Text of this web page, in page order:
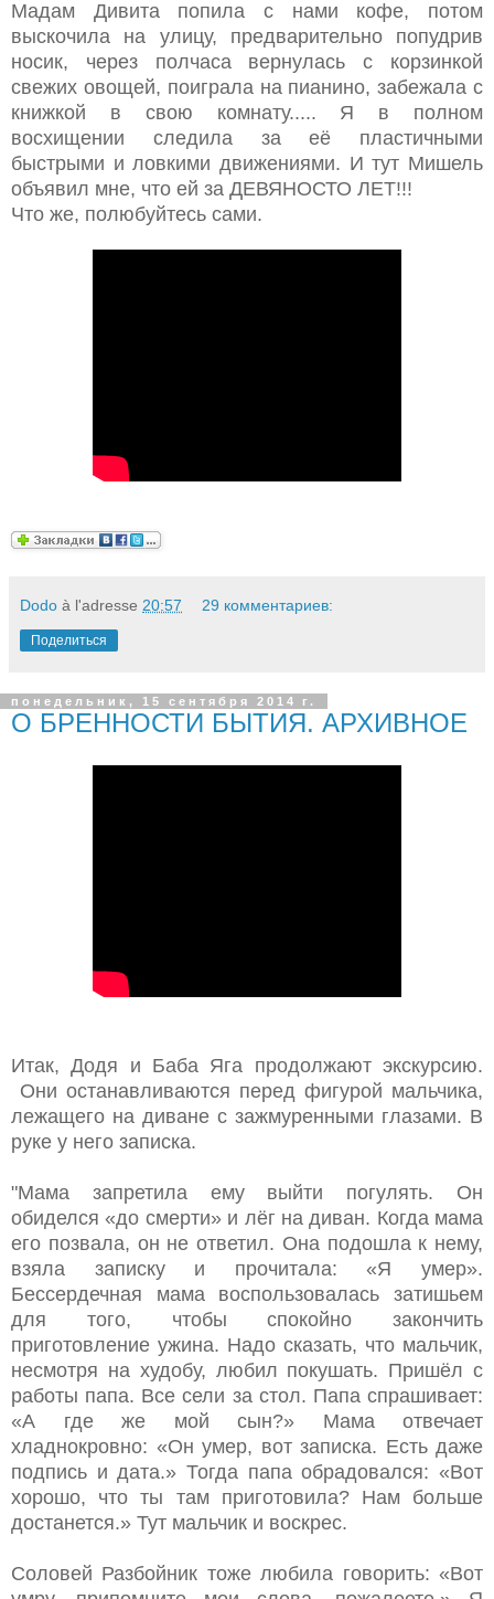
Мадам Дивита попила с нами кофе, потом
выскочила на улицу, предварительно попудрив
носик, через полчаса вернулась с корзинкой
свежих овощей, поиграла на пианино, забежала с
книжкой в свою комнату..... Я в полном
восхищении следила за её пластичными
быстрыми и ловкими движениями. И тут Мишель
объявил мне, что ей за ДЕВЯНОСТО ЛЕТ!!!
Что же, полюбуйтесь сами.
Dodo à l'adresse 20:57 29 комментариев:
Поделиться
понедельник, 15 сентября 2014 г.
О БРЕННОСТИ БЫТИЯ. АРХИВНОЕ
Итак, Додя и Баба Яга продолжают экскурсию.
Они останавливаются перед фигурой мальчика,
лежащего на диване с зажмуренными глазами. В
руке у него записка.
"Мама запретила ему выйти погулять. Он
обиделся «до смерти» и лёг на диван. Когда мама
его позвала, он не ответил. Она подошла к нему,
взяла записку и прочитала: «Я умер».
Бессердечная мама воспользовалась затишьем
для того, чтобы спокойно закончить
приготовление ужина. Надо сказать, что мальчик,
несмотря на худобу, любил покушать. Пришёл с
работы папа. Все сели за стол. Папа спрашивает:
«А где же мой сын?» Мама отвечает
хладнокровно: «Он умер, вот записка. Есть даже
подпись и дата.» Тогда папа обрадовался: «Вот
хорошо, что ты там приготовила? Нам больше
достанется.» Тут мальчик и воскрес.
Соловей Разбойник тоже любила говорить: «Вот